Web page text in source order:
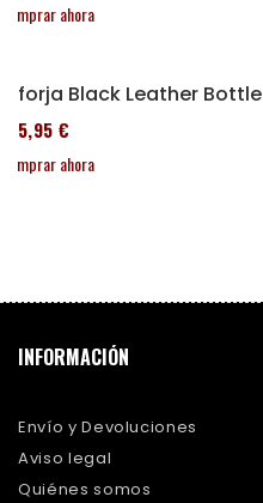
Comprar ahora
Alforja Black Leather Bottle
185,95 €
Comprar ahora
INFORMACIÓN
Envío y Devoluciones
Aviso legal
Quiénes somos